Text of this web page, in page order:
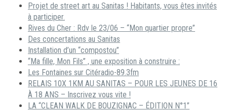
Projet de street art au Sanitas ! Habitants, vous êtes invités
à participer.
Rives du Cher : Rdv le 23/06 – “Mon quartier propre”
Des concertations au Sanitas
Installation d’un “compostou”
“Ma fille, Mon Fils” , une exposition à construire :
Les Fontaines sur Citéradio-89.3fm
RELAIS 10X 1KM AU SANITAS – POUR LES JEUNES DE 16
À 18 ANS – Inscrivez vous vite !
LA “CLEAN WALK DE BOUZIGNAC – ÉDITION N°1”